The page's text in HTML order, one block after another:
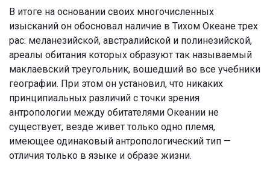
В итоге на основании своих многочисленных
изысканий он обосновал наличие в Тихом Океане трех
рас: меланезийской, австралийской и полинезийской,
ареалы обитания которых образуют так называемый
маклаевский треугольник, вошедший во все учебники
географии. При этом он установил, что никаких
принципиальных различий с точки зрения
антропологии между обитателями Океании не
существует, везде живет только одно племя,
имеющее одинаковый антропологический тип —
отличия только в языке и образе жизни.